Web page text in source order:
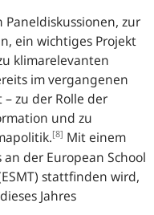
zur
ein wichtiges Projekt
klimarelevanten
im vergangenen
– zu der Rolle der
und zu
[8] Mit einem
an der European School
stattfinden wird,
Jahres